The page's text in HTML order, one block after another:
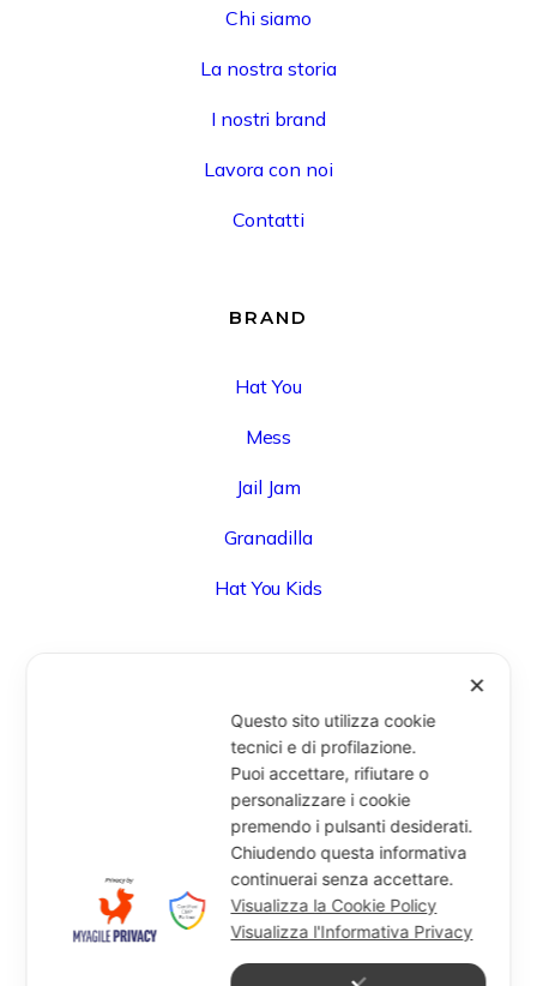
Chi siamo
La nostra storia
I nostri brand
Lavora con noi
Contatti
BRAND
Hat You
Mess
Jail Jam
Granadilla
Hat You Kids
Via Degli Speziali, 161 (Blocco 32 Centergross) -
40050 Funo di Argelato (BO) - Italy
info@miragesrl.com
+39 051 8651711
✕
Questo sito utilizza cookie
tecnici e di profilazione.
Puoi accettare, rifiutare o
personalizzare i cookie
premendo i pulsanti desiderati.
Chiudendo questa informativa
continuerai senza accettare.
Visualizza la Cookie Policy
Visualizza l'Informativa Privacy